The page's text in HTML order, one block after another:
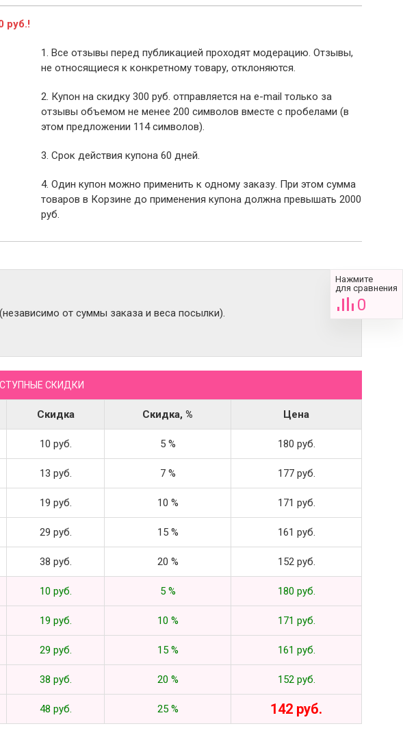
руб.!
1. Все отзывы перед публикацией проходят модерацию. Отзывы,
не относящиеся к конкретному товару, отклоняются.
2. Купон на скидку 300 руб. отправляется на e-mail только за
отзывы объемом не менее 200 символов вместе с пробелами (в
этом предложении 114 символов).
3. Срок действия купона 60 дней.
4. Один купон можно применить к одному заказу. При этом сумма
товаров в Корзине до применения купона должна превышать 2000
руб.
от суммы заказа и веса посылки).
СКИДКИ
Скидка Скидка, % Цена
10 руб. 5 % 180 руб.
13 руб. 7 % 177 руб.
19 руб. 10 % 171 руб.
29 руб. 15 % 161 руб.
38 руб. 20 % 152 руб.
10 руб. 5 % 180 руб.
19 руб. 10 % 171 руб.
29 руб. 15 % 161 руб.
38 руб. 20 % 152 руб.
48 руб. 25 % 142 руб.
Нажмите
для сравнения
0